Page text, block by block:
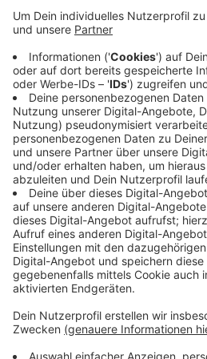
Das betrifft die Linien RE 13, RB
Die Linien fallen jeweils in
Zeiträumen aus. Die RB 33 ist
der Arbeiten betroffen, die RE
ab dem 13. Januar. Die Züge
dann durch Busse ersetzt.
vorher bei der Bahn über ihre
Anzeige